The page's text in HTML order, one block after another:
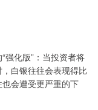
化版”：当投资者将
白银往往会表现得比
会遭受更严重的下